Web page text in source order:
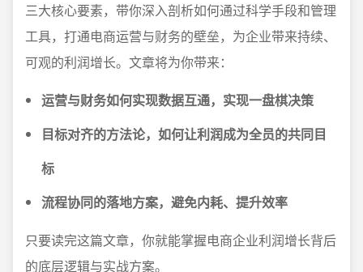
三大核心要素，带你深入剖析如何通过科学手段和管理
工具，打通电商运营与财务的壁垒，为企业带来持续、
可观的利润增长。文章将为你带来：
运营与财务如何实现数据互通，实现一盘棋决策
目标对齐的方法论，如何让利润成为全员的共同目
标
流程协同的落地方案，避免内耗、提升效率
只要读完这篇文章，你就能掌握电商企业利润增长背后
的底层逻辑与实战方案。